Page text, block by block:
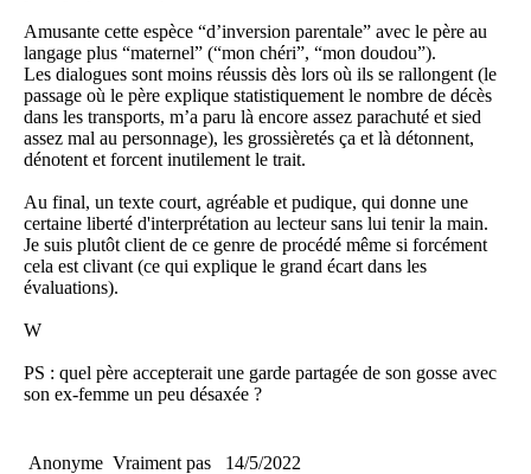
Amusante cette espèce “d’inversion parentale” avec le père au
langage plus “maternel” (“mon chéri”, “mon doudou”).
Les dialogues sont moins réussis dès lors où ils se rallongent (le
passage où le père explique statistiquement le nombre de décès
dans les transports, m’a paru là encore assez parachuté et sied
assez mal au personnage), les grossièretés ça et là détonnent,
dénotent et forcent inutilement le trait.
Au final, un texte court, agréable et pudique, qui donne une
certaine liberté d'interprétation au lecteur sans lui tenir la main.
Je suis plutôt client de ce genre de procédé même si forcément
cela est clivant (ce qui explique le grand écart dans les
évaluations).
W
PS : quel père accepterait une garde partagée de son gosse avec
son ex-femme un peu désaxée ?
Anonyme Vraiment pas
14/5/2022